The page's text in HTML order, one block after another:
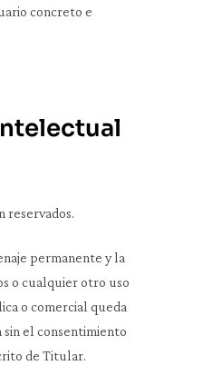
concreto e
reservados.
permanente y la
o cualquier otro uso
o comercial queda
el consentimiento
de Titular.